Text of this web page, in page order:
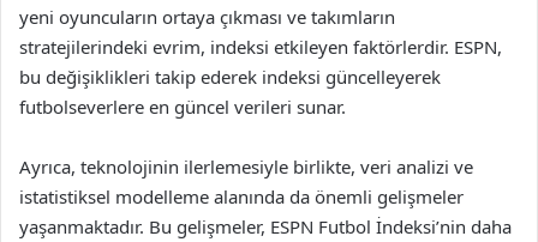
yeni oyuncuların ortaya çıkması ve takımların
stratejilerindeki evrim, indeksi etkileyen faktörlerdir. ESPN,
bu değişiklikleri takip ederek indeksi güncelleyerek
futbolseverlere en güncel verileri sunar.
Ayrıca, teknolojinin ilerlemesiyle birlikte, veri analizi ve
istatistiksel modelleme alanında da önemli gelişmeler
yaşanmaktadır. Bu gelişmeler, ESPN Futbol İndeksi’nin daha